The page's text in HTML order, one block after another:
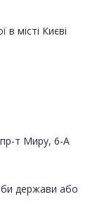
в місті Києві
пр-т Миру, 6-А
держави або